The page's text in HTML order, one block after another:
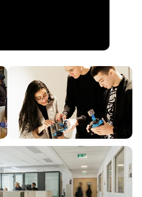
Image